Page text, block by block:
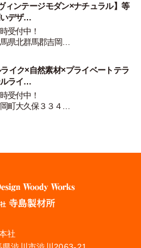
ィンテージモダン×ナチュラル】等
デザ…
受付中！
県北群馬郡吉岡…
ライク×自然素材×プライベートテラ
ルライ…
受付中！
町大久保３３４…
社